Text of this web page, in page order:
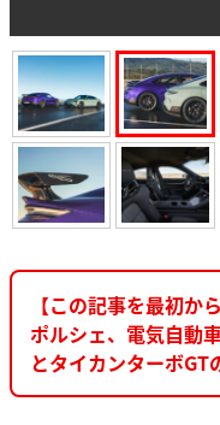
【この記事を最初か
ポルシェ、電気自動
とタイカンターボGT